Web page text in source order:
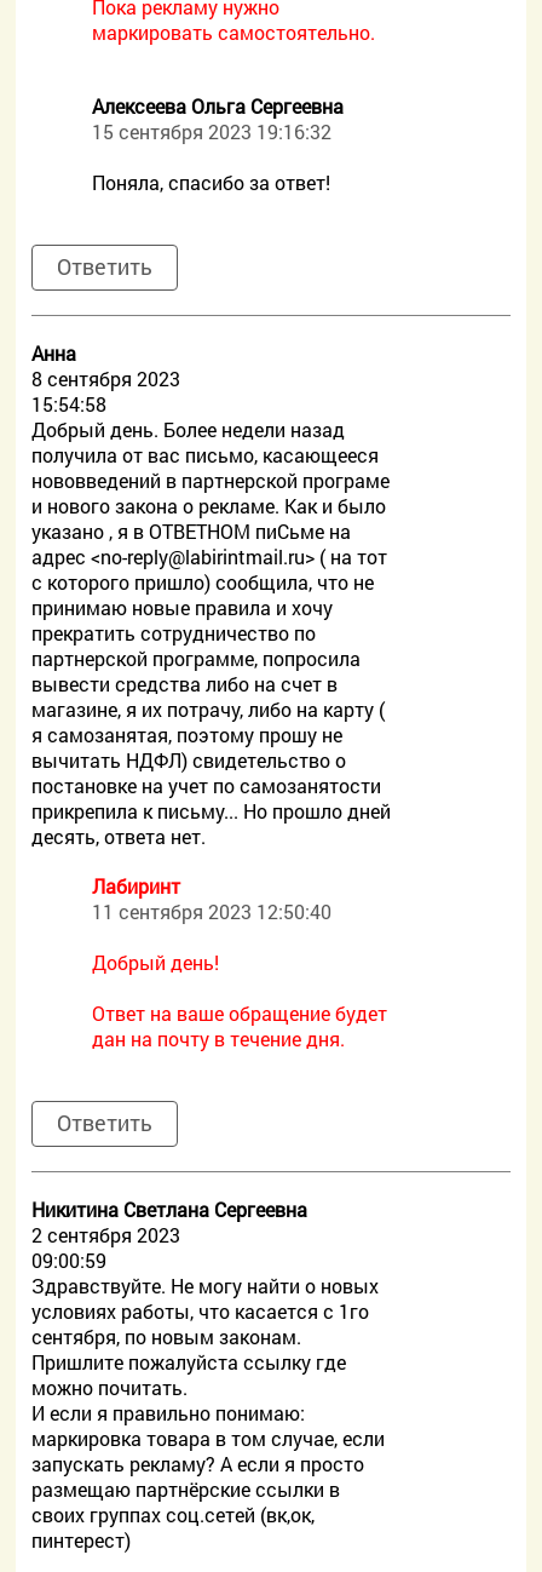
Пока рекламу нужно
маркировать самостоятельно.
Алексеева Ольга Сергеевна
15 сентября 2023 19:16:32
Поняла, спасибо за ответ!
Ответить
Анна
8 сентября 2023
15:54:58
Добрый день. Более недели назад
получила от вас письмо, касающееся
нововведений в партнерской програме
и нового закона о рекламе. Как и было
указано , я в ОТВЕТНОМ пиСьме на
адрес <no-reply@labirintmail.ru> ( на тот
с которого пришло) сообщила, что не
принимаю новые правила и хочу
прекратить сотрудничество по
партнерской программе, попросила
вывести средства либо на счет в
магазине, я их потрачу, либо на карту (
я самозанятая, поэтому прошу не
вычитать НДФЛ) свидетельство о
постановке на учет по самозанятости
прикрепила к письму... Но прошло дней
десять, ответа нет.
Лабиринт
11 сентября 2023 12:50:40
Добрый день!
Ответ на ваше обращение будет
дан на почту в течение дня.
Ответить
Никитина Светлана Сергеевна
2 сентября 2023
09:00:59
Здравствуйте. Не могу найти о новых
условиях работы, что касается с 1го
сентября, по новым законам.
Пришлите пожалуйста ссылку где
можно почитать.
И если я правильно понимаю:
маркировка товара в том случае, если
запускать рекламу? А если я просто
размещаю партнёрские ссылки в
своих группах соц.сетей (вк,ок,
пинтерест)